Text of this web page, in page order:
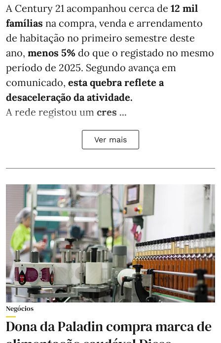
A Century 21 acompanhou cerca de 12 mil
famílias na compra, venda e arrendamento
de habitação no primeiro semestre deste
ano, menos 5% do que o registado no mesmo
período de 2025. Segundo avança em
comunicado, esta quebra reflete a
desaceleração da atividade.
A rede registou um cres ...
Ver mais
Negócios
Dona da Paladin compra marca de